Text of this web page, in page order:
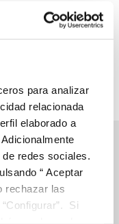
para analizar
relacionada
elaborado a
redes sociales.
“ Aceptar
rechazar las
Si